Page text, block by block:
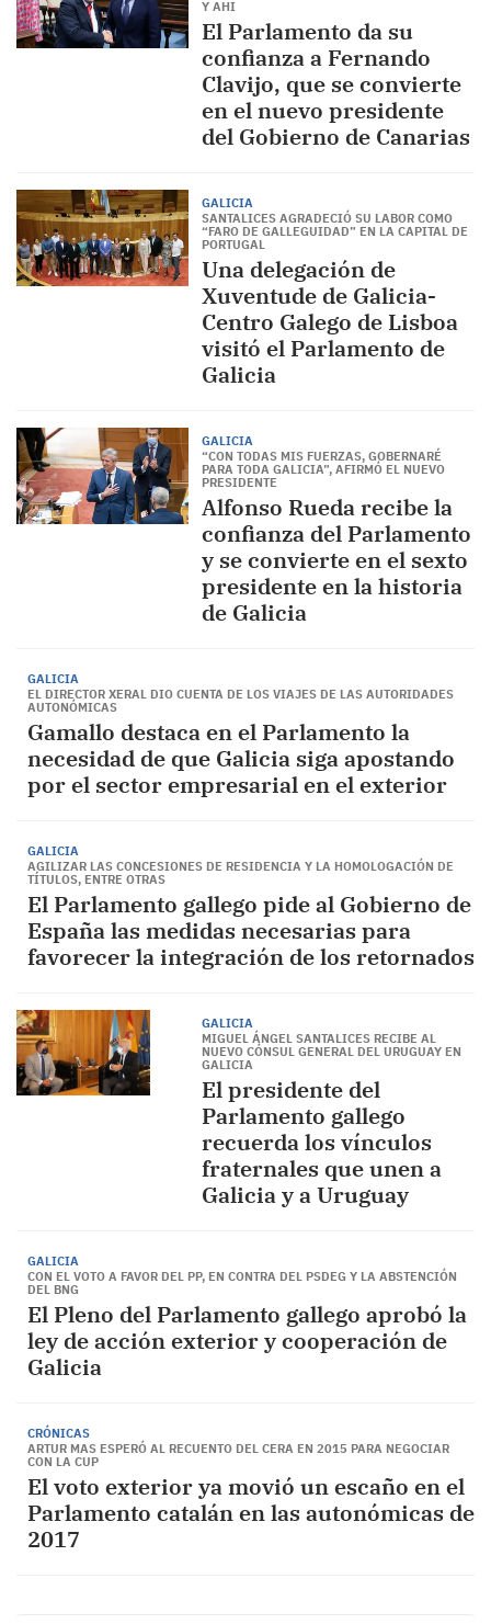
Y AHI
El Parlamento da su
confianza a Fernando
Clavijo, que se convierte
en el nuevo presidente
del Gobierno de Canarias
GALICIA
SANTALICES AGRADECIÓ SU LABOR COMO
“FARO DE GALLEGUIDAD” EN LA CAPITAL DE
PORTUGAL
Una delegación de
Xuventude de Galicia-
Centro Galego de Lisboa
visitó el Parlamento de
Galicia
GALICIA
“CON TODAS MIS FUERZAS, GOBERNARÉ
PARA TODA GALICIA”, AFIRMÓ EL NUEVO
PRESIDENTE
Alfonso Rueda recibe la
confianza del Parlamento
y se convierte en el sexto
presidente en la historia
de Galicia
GALICIA
EL DIRECTOR XERAL DIO CUENTA DE LOS VIAJES DE LAS AUTORIDADES
AUTONÓMICAS
Gamallo destaca en el Parlamento la
necesidad de que Galicia siga apostando
por el sector empresarial en el exterior
GALICIA
AGILIZAR LAS CONCESIONES DE RESIDENCIA Y LA HOMOLOGACIÓN DE
TÍTULOS, ENTRE OTRAS
El Parlamento gallego pide al Gobierno de
España las medidas necesarias para
favorecer la integración de los retornados
GALICIA
MIGUEL ÁNGEL SANTALICES RECIBE AL
NUEVO CÓNSUL GENERAL DEL URUGUAY EN
GALICIA
El presidente del
Parlamento gallego
recuerda los vínculos
fraternales que unen a
Galicia y a Uruguay
GALICIA
CON EL VOTO A FAVOR DEL PP, EN CONTRA DEL PSDEG Y LA ABSTENCIÓN
DEL BNG
El Pleno del Parlamento gallego aprobó la
ley de acción exterior y cooperación de
Galicia
CRÓNICAS
ARTUR MAS ESPERÓ AL RECUENTO DEL CERA EN 2015 PARA NEGOCIAR
CON LA CUP
El voto exterior ya movió un escaño en el
Parlamento catalán en las autonómicas de
2017